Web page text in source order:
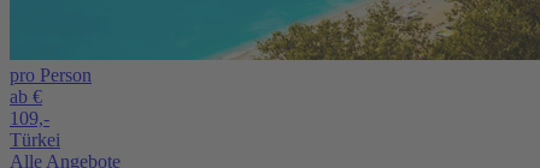
pro Person
ab €
109,-
Türkei
Alle Angebote